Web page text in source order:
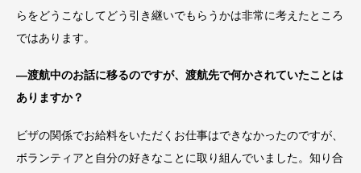
らをどうこなしてどう引き継いでもらうかは非常に考えたところ
ではあります。
―渡航中のお話に移るのですが、渡航先で何かされていたことは
ありますか？
ビザの関係でお給料をいただくお仕事はできなかったのですが、
ボランティアと自分の好きなことに取り組んでいました。知り合